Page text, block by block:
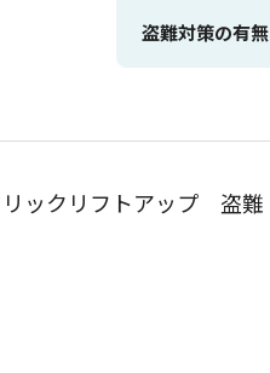
盗難対策の有無
ックリフトアップ 盗難